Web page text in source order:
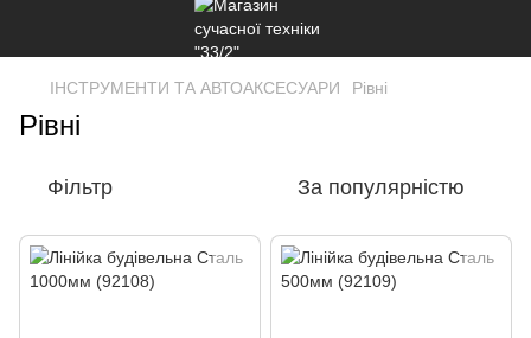
ІНСТРУМЕНТИ ТА АВТОАКСЕСУАРИ Рівні
Рівні
Фільтр За популярністю